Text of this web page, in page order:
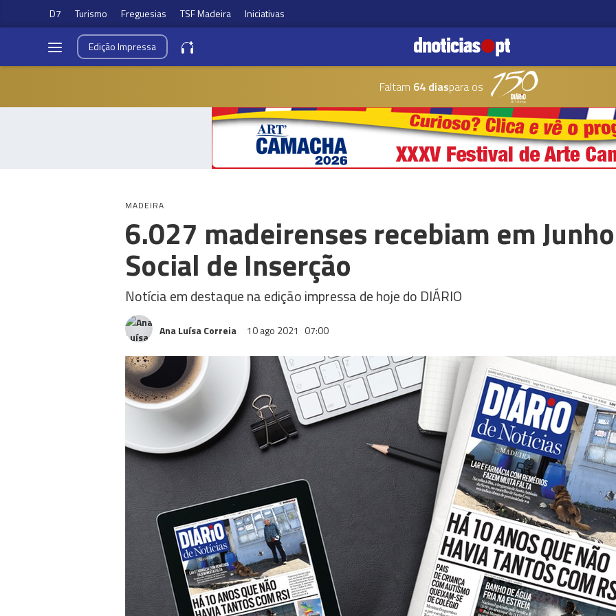
D7 Turismo Freguesias TSF Madeira Iniciativas
EdiçãoImpressa
Faltam 64 diaspara os
MADEIRA
6.027 madeirenses recebiam em
Social de Inserção
Notícia em destaque na edição impressa de hoje do DIÁRIO
Ana Luísa Correia 10 ago 2021 07:00